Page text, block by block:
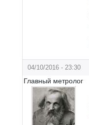
04/10/2016 - 23:30
Главный метролог